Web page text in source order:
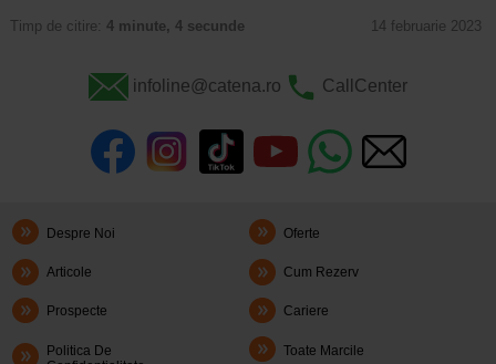
Timp de citire: 4 minute, 4 secunde 14 februarie 2023
infoline@catena.ro CallCenter
Despre Noi Oferte
Articole Cum Rezerv
Prospecte Cariere
Politica De
Toate Marcile